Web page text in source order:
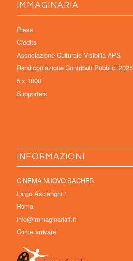
IMMAGINARIA
Press
Credits
Associazione Culturale Visibilia APS
Rendicontazione Contributi Pubblici 2025
5 x 1000
Supporters
INFORMAZIONI
CINEMA NUOVO SACHER
Largo Ascianghi 1
Roma
info@immaginariaff.it
Come arrivare